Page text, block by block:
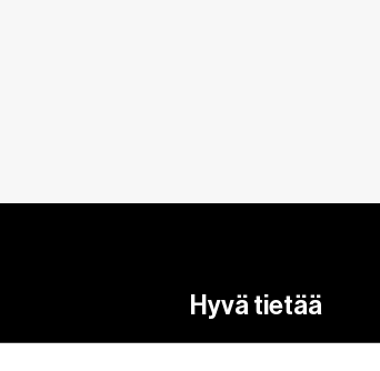
Hyvä tietää